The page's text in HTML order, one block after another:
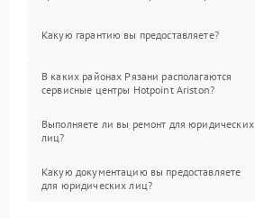
Какую гарантию вы предоставляете?
В каких районах Рязани располагаются
сервисные центры Hotpoint Ariston?
Выполняете ли вы ремонт для юридических
лиц?
Какую документацию вы предоставляете
для юридических лиц?